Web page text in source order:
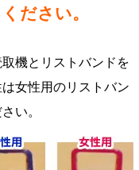
ださい。
機とリストバンドを
女性用のリストバン
い。